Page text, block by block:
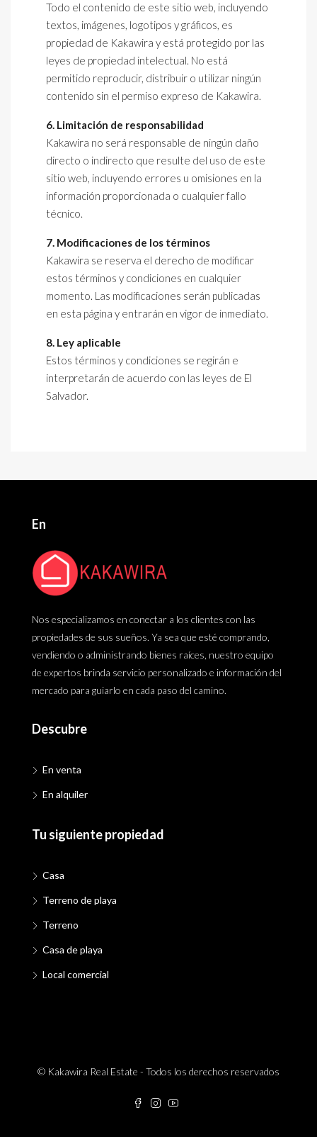
Todo el contenido de este sitio web, incluyendo
textos, imágenes, logotipos y gráficos, es
propiedad de Kakawira y está protegido por las
leyes de propiedad intelectual. No está
permitido reproducir, distribuir o utilizar ningún
contenido sin el permiso expreso de Kakawira.
6. Limitación de responsabilidad
Kakawira no será responsable de ningún daño
directo o indirecto que resulte del uso de este
sitio web, incluyendo errores u omisiones en la
información proporcionada o cualquier fallo
técnico.
7. Modificaciones de los términos
Kakawira se reserva el derecho de modificar
estos términos y condiciones en cualquier
momento. Las modificaciones serán publicadas
en esta página y entrarán en vigor de inmediato.
8. Ley aplicable
Estos términos y condiciones se regirán e
interpretarán de acuerdo con las leyes de El
Salvador.
En
Nos especializamos en conectar a los clientes con las
propiedades de sus sueños. Ya sea que esté comprando,
vendiendo o administrando bienes raíces, nuestro equipo
de expertos brinda servicio personalizado e información del
mercado para guiarlo en cada paso del camino.
Descubre
En venta
En alquiler
Tu siguiente propiedad
Casa
Terreno de playa
Terreno
Casa de playa
Local comercial
© Kakawira Real Estate - Todos los derechos reservados